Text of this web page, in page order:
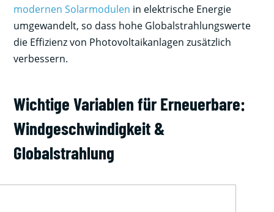
modernen Solarmodulen in elektrische Energie
umgewandelt, so dass hohe Globalstrahlungswerte
die Effizienz von Photovoltaikanlagen zusätzlich
verbessern.
Wichtige Variablen für Erneuerbare:
Windgeschwindigkeit &
Globalstrahlung